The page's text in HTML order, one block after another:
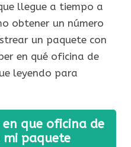
llegue a tiempo a
obtener un número
un paquete con
en qué oficina de
leyendo para
que oficina de
mi paquete